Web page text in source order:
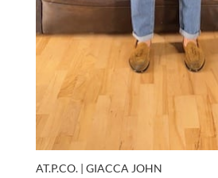
AT.P.CO. | GIACCA JOHN